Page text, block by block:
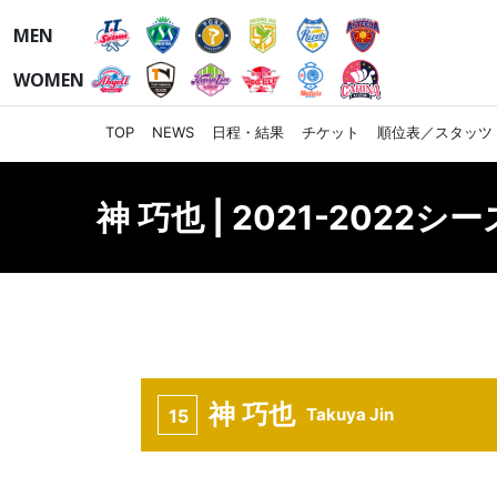
MEN
WOMEN
TOP NEWS 日程・結果 チケット 順位表／スタッツ
神 巧也 | 2021-2022シー
15 神 巧也 Takuya Jin